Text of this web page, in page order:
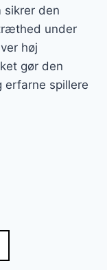
den
under
høj
gør den
erfarne spillere